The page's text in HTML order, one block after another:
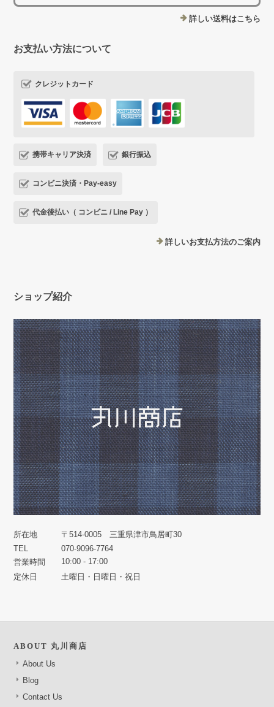
詳しい送料はこちら
お支払い方法について
クレジットカード
携帯キャリア決済 銀行振込
コンビニ決済・Pay-easy
代金後払い（ コンビニ / Line Pay ）
詳しいお支払方法のご案内
ショップ紹介
所在地
〒514-0005 三重県津市鳥居町30
TEL
070-9096-7764
営業時間
10:00 - 17:00
定休日
土曜日・日曜日・祝日
ABOUT 丸川商店
About Us
Blog
Contact Us